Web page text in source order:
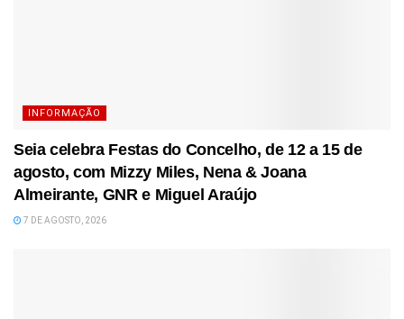
INFORMAÇÃO
Seia celebra Festas do Concelho, de 12 a 15 de
agosto, com Mizzy Miles, Nena & Joana
Almeirante, GNR e Miguel Araújo
7 DE AGOSTO, 2026